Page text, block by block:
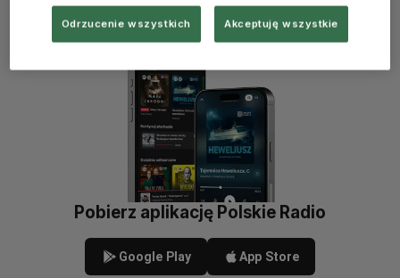
Pobierz aplikację Polskie Radio
Google Play App Store
Odrzucenie wszystkich Akceptuję wszystkie